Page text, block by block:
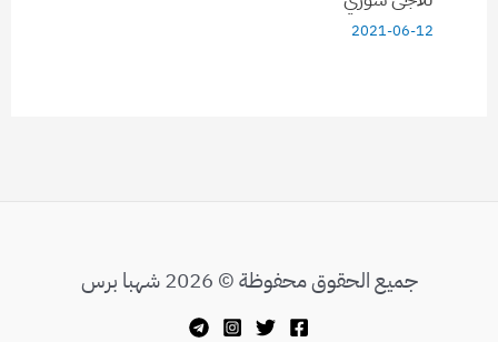
2021-06-12
جميع الحقوق محفوظة © 2026 شهبا برس